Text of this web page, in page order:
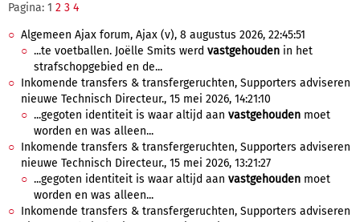
Pagina: 1 2 3 4
Algemeen Ajax forum, Ajax (v), 8 augustus 2026, 22:45:51
...te voetballen. Joëlle Smits werd vastgehouden in het
strafschopgebied en de...
Inkomende transfers & transfergeruchten, Supporters adviseren
nieuwe Technisch Directeur., 15 mei 2026, 14:21:10
...gegoten identiteit is waar altijd aan vastgehouden moet
worden en was alleen...
Inkomende transfers & transfergeruchten, Supporters adviseren
nieuwe Technisch Directeur., 15 mei 2026, 13:21:27
...gegoten identiteit is waar altijd aan vastgehouden moet
worden en was alleen...
Inkomende transfers & transfergeruchten, Supporters adviseren